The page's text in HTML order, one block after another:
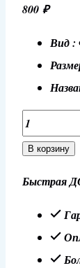
800 ₽
Вид :
Количество
товара
45"/114
Фигура
"Жираф
В корзину
Быстрая